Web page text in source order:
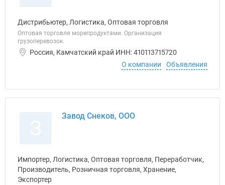
Дистрибьютер, Логистика, Оптовая торговля
Оптовая торговля морепродуктами. Организация
грузоперевозок.
Россия, Камчатский край ИНН: 410113715720
О компании
Объявления
Завод Снеков, ООО
Импортер, Логистика, Оптовая торговля, Переработчик,
Производитель, Розничная торговля, Хранение,
Экспортер